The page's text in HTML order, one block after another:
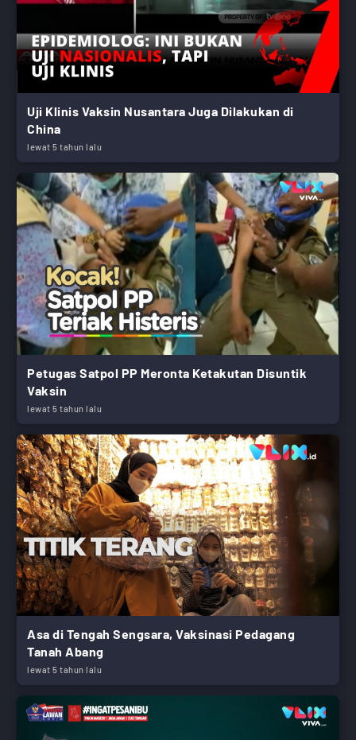
Uji Klinis Vaksin Nusantara Juga Dilakukan di
China
lewat 5 tahun lalu
Petugas Satpol PP Meronta Ketakutan Disuntik
Vaksin
lewat 5 tahun lalu
Asa di Tengah Sengsara, Vaksinasi Pedagang
Tanah Abang
lewat 5 tahun lalu